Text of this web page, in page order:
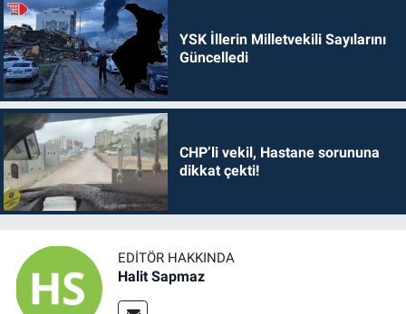
YSK İllerin Milletvekili Sayılarını
Güncelledi
CHP’li vekil, Hastane sorununa
dikkat çekti!
EDITÖR HAKKINDA
Halit Sapmaz